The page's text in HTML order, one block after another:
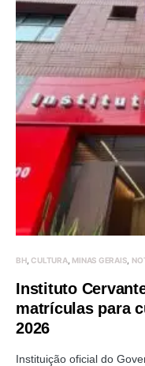
BH CULTURA MINAS GERAIS
Instituto
matrículas para
2026
Instituição oficial do